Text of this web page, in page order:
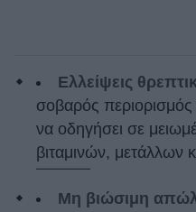
Ελλείψεις
σοβαρός
να οδηγήσει σε
βιταμινών, μετάλλων
Μη βιώσιμη